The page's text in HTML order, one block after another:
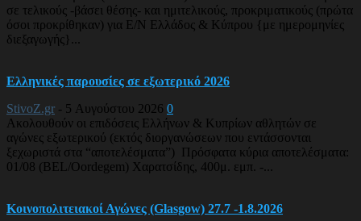
σε τελικούς -βάσει θέσης- και ημιτελικούς, προκριματικούς (πρώτα
όσοι προκρίθηκαν) για Ε/Ν Ελλάδος & Κύπρου {με ημερομηνίες
διεξαγωγής}...
Ελληνικές παρουσίες σε εξωτερικό 2026
StivoZ.gr - 5 Αυγούστου 2026 0
Ακολουθούν οι επιδόσεις Ελλήνων & Κυπρίων αθλητών σε
αγώνες εξωτερικού (εκτός διοργανώσεων που εντάσσονται
ξεχωριστά στα “αποτελέσματα”) Πρόσφατα κύρια αποτελέσματα:
01/08 (BEL/Oordegem) Χαρατσίδης, 400μ. εμπ. -...
Κοινοπολιτειακοί Αγώνες (Glasgow) 27.7 -1.8.2026